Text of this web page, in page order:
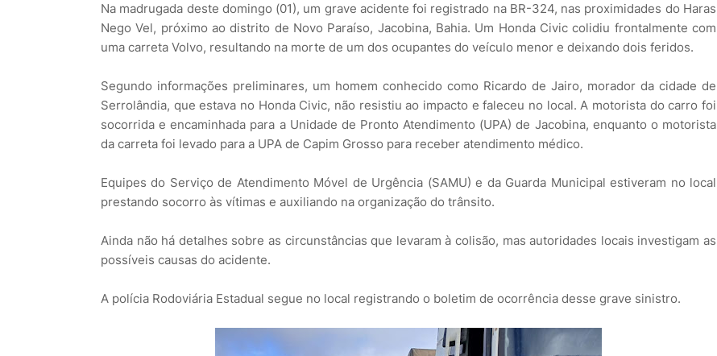
Na madrugada deste domingo (01), um grave acidente foi registrado na BR-324, nas proximidades do Haras
Nego Vel, próximo ao distrito de Novo Paraíso, Jacobina, Bahia. Um Honda Civic colidiu frontalmente com
uma carreta Volvo, resultando na morte de um dos ocupantes do veículo menor e deixando dois feridos.
Segundo informações preliminares, um homem conhecido como Ricardo de Jairo, morador da cidade de
Serrolândia, que estava no Honda Civic, não resistiu ao impacto e faleceu no local. A motorista do carro foi
socorrida e encaminhada para a Unidade de Pronto Atendimento (UPA) de Jacobina, enquanto o motorista
da carreta foi levado para a UPA de Capim Grosso para receber atendimento médico.
Equipes do Serviço de Atendimento Móvel de Urgência (SAMU) e da Guarda Municipal estiveram no local
prestando socorro às vítimas e auxiliando na organização do trânsito.
Ainda não há detalhes sobre as circunstâncias que levaram à colisão, mas autoridades locais investigam as
possíveis causas do acidente.
A polícia Rodoviária Estadual segue no local registrando o boletim de ocorrência desse grave sinistro.